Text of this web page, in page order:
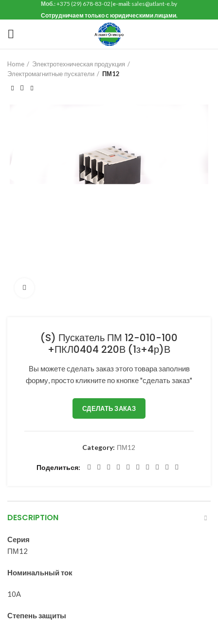
Моб.:+375 (29) 678-83-02 |e-mail: sales@atlant-e.by
Сотрудничаем только с юридическими лицами.
Home
Электротехническая продукция
Электромагнитные пускатели
ПМ12
(S) Пускатель ПМ 12-010-100
+ПКЛ0404 220В (1з+4р)В
Вы можете сделать заказ этого товара заполнив
форму, просто кликните по кнопке "сделать заказ"
СДЕЛАТЬ ЗАКАЗ
Category: ПМ12
Поделиться
DESCRIPTION
Серия
ПМ12
Номинальный ток
10А
Степень защиты